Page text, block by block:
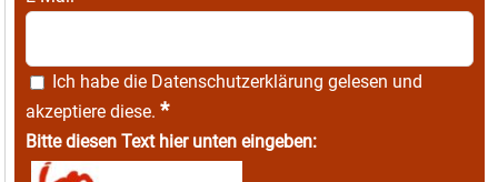
Ich habe die Datenschutzerklärung gelesen und
akzeptiere diese. *
Bitte diesen Text hier unten eingeben: